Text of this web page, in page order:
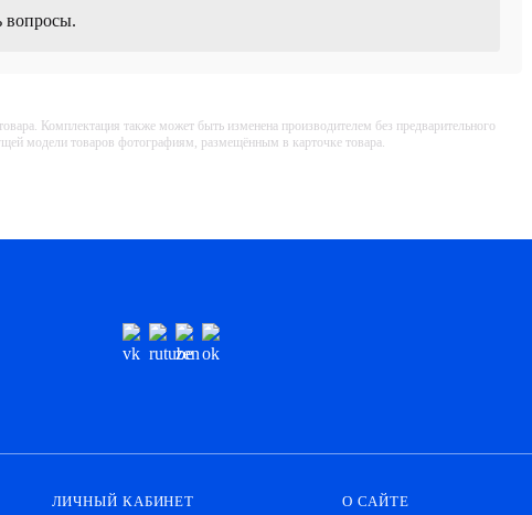
вопросы.
Комплектация также может быть изменена производителем без предварительного
модели товаров фотографиям, размещённым в карточке товара.
ЛИЧНЫЙ КАБИНЕТ О САЙТЕ